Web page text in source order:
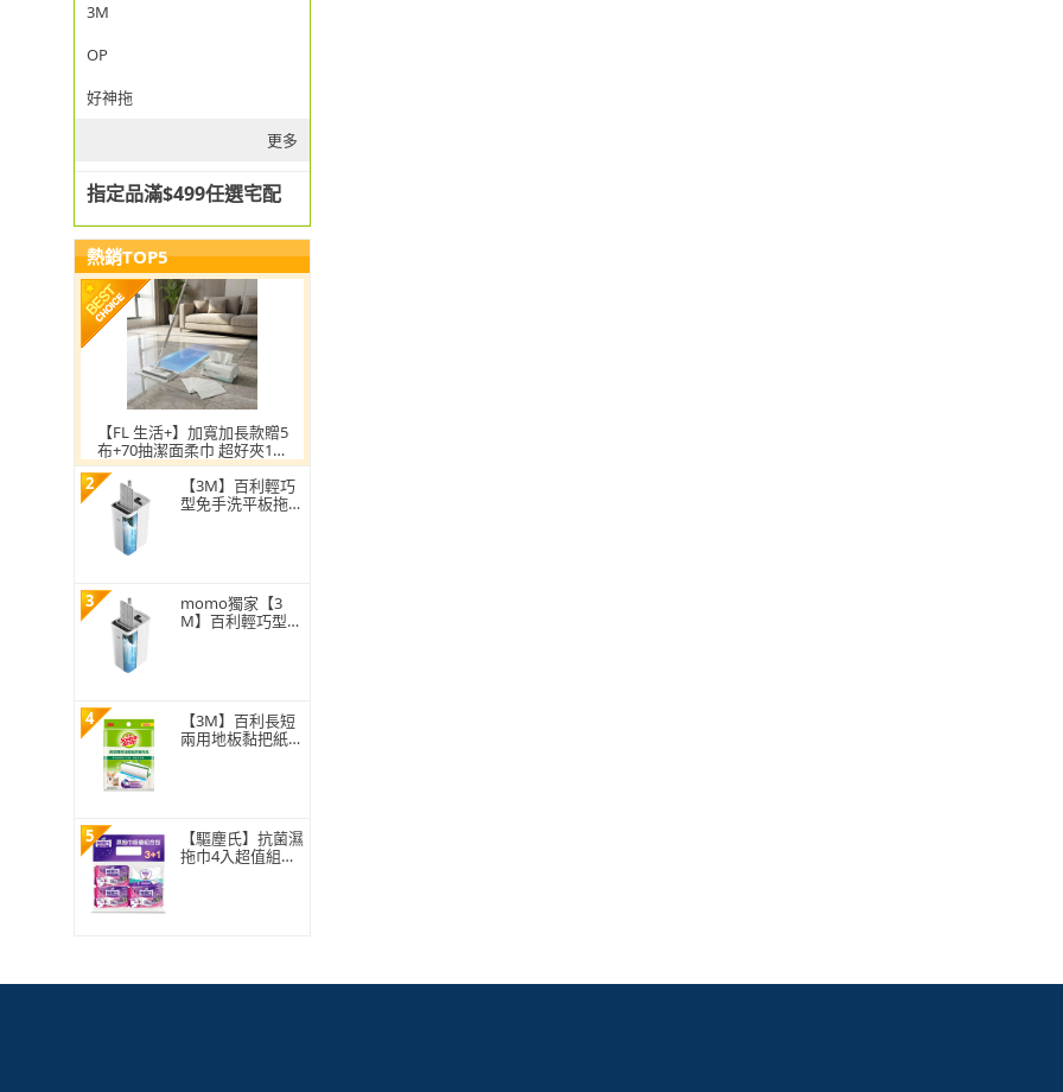
3M
OP
好神拖
更多
指定品滿$499任選宅配
熱銷TOP5
【FL 生活+】加寬加長款贈5
布+70抽潔面柔巾 超好夾1秒
換布洗臉巾環保拖把
2
【3M】百利輕巧
型免手洗平板拖把
3
momo獨家【3
M】百利輕巧型免
4
【3M】百利長短
兩用地板黏把紙捲
5
【驅塵氏】抗菌濕
拖巾4入超值組合